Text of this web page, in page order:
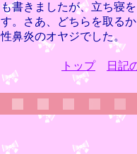
も書きましたが、立ち寝
す。さあ、どちらを取る
性鼻炎のオヤジでした。
トップ 日記